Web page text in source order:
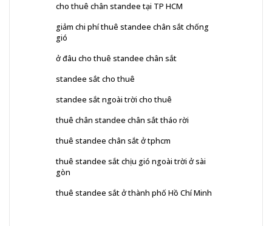
cho thuê chân standee tại TP HCM
giảm chi phí thuê standee chân sắt chống
gió
ở đâu cho thuê standee chân sắt
standee sắt cho thuê
standee sắt ngoài trời cho thuê
thuê chân standee chân sắt tháo rời
thuê standee chân sắt ở tphcm
thuê standee sắt chịu gió ngoài trời ở sài
gòn
thuê standee sắt ở thành phố Hồ Chí Minh